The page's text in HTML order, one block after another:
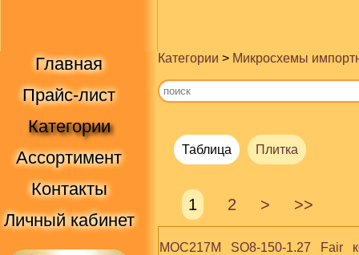
Главная
Прайс-лист
Категории
Ассортимент
Контакты
Личный кабинет
Категории > Микросхемы
Таблица Плитка
1 2 > >>
MOC217M   SO8-150-1.27   Fair